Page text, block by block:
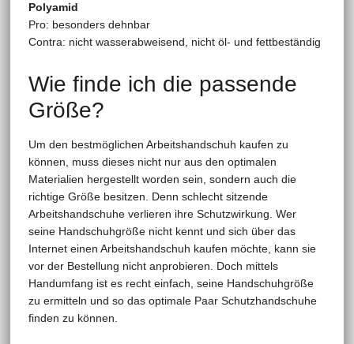
Polyamid
Pro: besonders dehnbar
Contra: nicht wasserabweisend, nicht öl- und fettbeständig
Wie finde ich die passende
Größe?
Um den bestmöglichen Arbeitshandschuh kaufen zu
können, muss dieses nicht nur aus den optimalen
Materialien hergestellt worden sein, sondern auch die
richtige Größe besitzen. Denn schlecht sitzende
Arbeitshandschuhe verlieren ihre Schutzwirkung. Wer
seine Handschuhgröße nicht kennt und sich über das
Internet einen Arbeitshandschuh kaufen möchte, kann sie
vor der Bestellung nicht anprobieren. Doch mittels
Handumfang ist es recht einfach, seine Handschuhgröße
zu ermitteln und so das optimale Paar Schutzhandschuhe
finden zu können.